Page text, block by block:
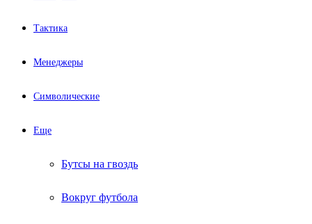
Тактика
Менеджеры
Символические
Еще
Бутсы на гвоздь
Вокруг футбола